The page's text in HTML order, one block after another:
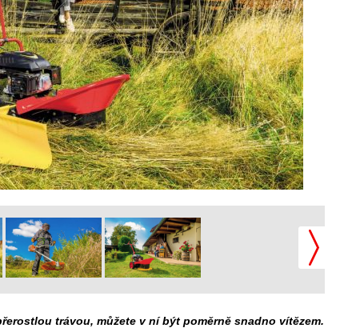
trávou, můžete v ní být poměrně snadno vítězem.